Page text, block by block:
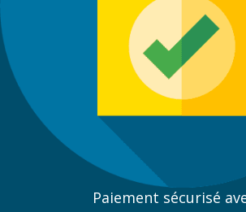
Paiement sécurisé